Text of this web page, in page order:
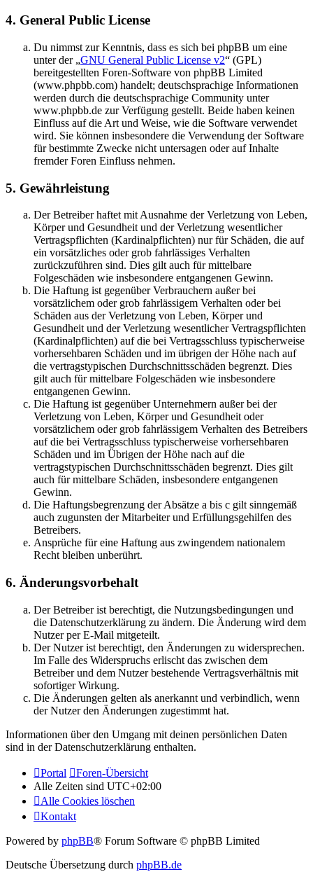
4. General Public License
Du nimmst zur Kenntnis, dass es sich bei phpBB um eine
unter der „GNU General Public License v2“ (GPL)
bereitgestellten Foren-Software von phpBB Limited
(www.phpbb.com) handelt; deutschsprachige Informationen
werden durch die deutschsprachige Community unter
www.phpbb.de zur Verfügung gestellt. Beide haben keinen
Einfluss auf die Art und Weise, wie die Software verwendet
wird. Sie können insbesondere die Verwendung der Software
für bestimmte Zwecke nicht untersagen oder auf Inhalte
fremder Foren Einfluss nehmen.
5. Gewährleistung
Der Betreiber haftet mit Ausnahme der Verletzung von Leben,
Körper und Gesundheit und der Verletzung wesentlicher
Vertragspflichten (Kardinalpflichten) nur für Schäden, die auf
ein vorsätzliches oder grob fahrlässiges Verhalten
zurückzuführen sind. Dies gilt auch für mittelbare
Folgeschäden wie insbesondere entgangenen Gewinn.
Die Haftung ist gegenüber Verbrauchern außer bei
vorsätzlichem oder grob fahrlässigem Verhalten oder bei
Schäden aus der Verletzung von Leben, Körper und
Gesundheit und der Verletzung wesentlicher Vertragspflichten
(Kardinalpflichten) auf die bei Vertragsschluss typischerweise
vorhersehbaren Schäden und im übrigen der Höhe nach auf
die vertragstypischen Durchschnittsschäden begrenzt. Dies
gilt auch für mittelbare Folgeschäden wie insbesondere
entgangenen Gewinn.
Die Haftung ist gegenüber Unternehmern außer bei der
Verletzung von Leben, Körper und Gesundheit oder
vorsätzlichem oder grob fahrlässigem Verhalten des Betreibers
auf die bei Vertragsschluss typischerweise vorhersehbaren
Schäden und im Übrigen der Höhe nach auf die
vertragstypischen Durchschnittsschäden begrenzt. Dies gilt
auch für mittelbare Schäden, insbesondere entgangenen
Gewinn.
Die Haftungsbegrenzung der Absätze a bis c gilt sinngemäß
auch zugunsten der Mitarbeiter und Erfüllungsgehilfen des
Betreibers.
Ansprüche für eine Haftung aus zwingendem nationalem
Recht bleiben unberührt.
6. Änderungsvorbehalt
Der Betreiber ist berechtigt, die Nutzungsbedingungen und
die Datenschutzerklärung zu ändern. Die Änderung wird dem
Nutzer per E-Mail mitgeteilt.
Der Nutzer ist berechtigt, den Änderungen zu widersprechen.
Im Falle des Widerspruchs erlischt das zwischen dem
Betreiber und dem Nutzer bestehende Vertragsverhältnis mit
sofortiger Wirkung.
Die Änderungen gelten als anerkannt und verbindlich, wenn
der Nutzer den Änderungen zugestimmt hat.
Informationen über den Umgang mit deinen persönlichen Daten
sind in der Datenschutzerklärung enthalten.
Portal
Foren-Übersicht
Alle Zeiten sind UTC+02:00
Alle Cookies löschen
Kontakt
Powered by phpBB® Forum Software © phpBB Limited
Deutsche Übersetzung durch phpBB.de